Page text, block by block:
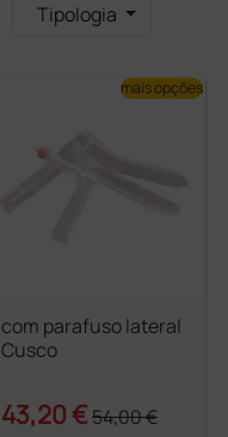
Tipologia
com parafuso lateral
Cusco
43,20 €54,00 €
mais opções